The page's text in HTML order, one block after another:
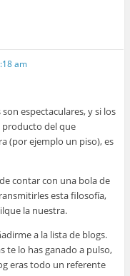
am
espectaculares, y si los
producto del que
(por ejemplo un piso), es
contar con una bola de
esta filosofía,
la nuestra.
a la lista de blogs.
te lo has ganado a pulso,
eras todo un referente